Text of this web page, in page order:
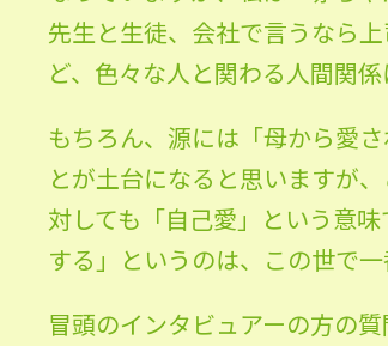
先生と生徒、会社で言うなら
ど、色々な人と関わる人間関
もちろん、源には「母から愛
とが土台になると思いますが
対しても「自己愛」という意
する」というのは、この世で
冒頭のインタビュアーの方の